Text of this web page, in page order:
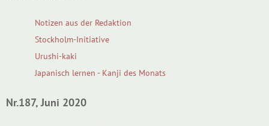
Notizen aus der Redaktion
Stockholm-Initiative
Urushi-kaki
Japanisch lernen - Kanji des Monats
Nr.187, Juni 2020